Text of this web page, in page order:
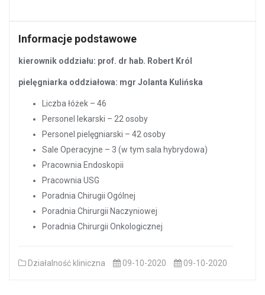
Informacje podstawowe
kierownik oddziału: prof. dr hab. Robert Król
pielęgniarka oddziałowa: mgr Jolanta Kulińska
Liczba łóżek – 46
Personel lekarski – 22 osoby
Personel pielęgniarski – 42 osoby
Sale Operacyjne – 3 (w tym sala hybrydowa)
Pracownia Endoskopii
Pracownia USG
Poradnia Chirugii Ogólnej
Poradnia Chirurgii Naczyniowej
Poradnia Chirurgii Onkologicznej
Działalność kliniczna 09-10-2020 09-10-2020